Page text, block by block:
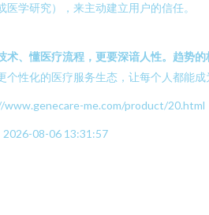
学研究），来主动建立用户的信任。
、懂医疗流程，更要深谙人性。趋势的
性化的医疗服务生态，让每个人都能成
me.com/product/20.html
2026-08-06 13:31:57